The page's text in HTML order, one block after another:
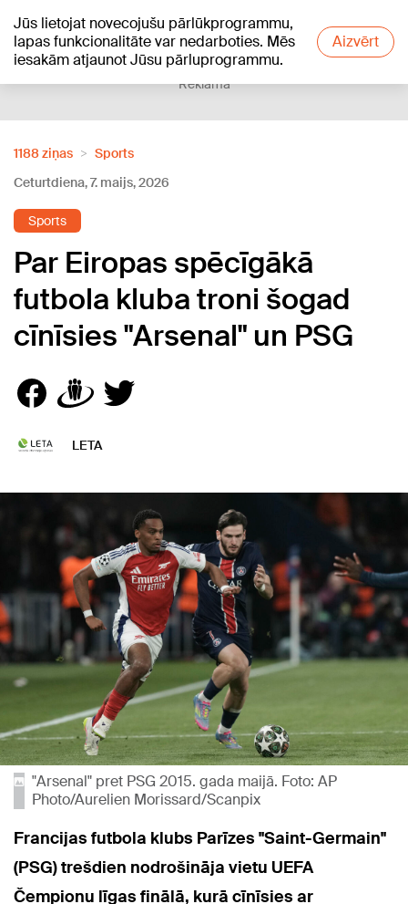
Jūs lietojat novecojušu pārlūkprogrammu,
lapas funkcionalitāte var nedarboties. Mēs
iesakām atjaunot Jūsu pārluprogrammu.
Aizvērt
+20°C
Reklāma
1188 ziņas
Sports
Ceturtdiena, 7. maijs, 2026
Sports
Par Eiropas spēcīgākā
futbola kluba troni šogad
cīnīsies "Arsenal" un PSG
LETA
"Arsenal" pret PSG 2015. gada maijā. Foto: AP
Photo/Aurelien Morissard/Scanpix
Francijas futbola klubs Parīzes "Saint-Germain"
(PSG) trešdien nodrošināja vietu UEFA
Čempionu līgas finālā, kurā cīnīsies ar